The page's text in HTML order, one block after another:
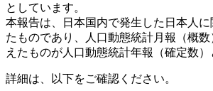
としています。
本報告は、日本国内で発生した日本人
たものであり、人口動態統計月報（概
えたものが人口動態統計年報（確定数）
詳細は、以下をご確認ください。